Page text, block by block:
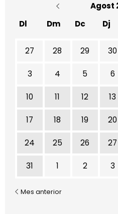
Agost
Dl
Dm Dc Dj
No hi ha cap activitat
27 28 29 30
3 4 5 6
10 11 12 13
17 18 19 20
24 25 26 27
31 1 2 3
Mes anterior